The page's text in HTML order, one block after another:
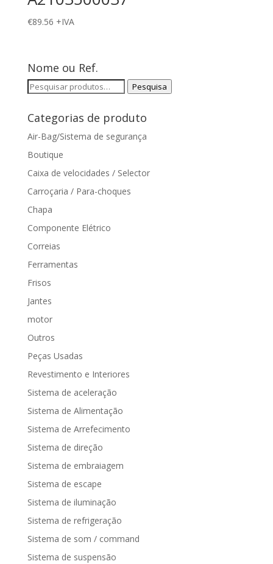
€89.56 +IVA
Nome ou Ref.
Pesquisar
Pesquisa
Categorias de produto
Air-Bag/Sistema de segurança
Boutique
Caixa de velocidades / Selector
Carroçaria / Para-choques
Chapa
Componente Elétrico
Correias
Ferramentas
Frisos
Jantes
motor
Outros
Peças Usadas
Revestimento e Interiores
Sistema de aceleração
Sistema de Alimentação
Sistema de Arrefecimento
Sistema de direção
Sistema de embraiagem
Sistema de escape
Sistema de iluminação
Sistema de refrigeração
Sistema de som / command
Sistema de suspensão